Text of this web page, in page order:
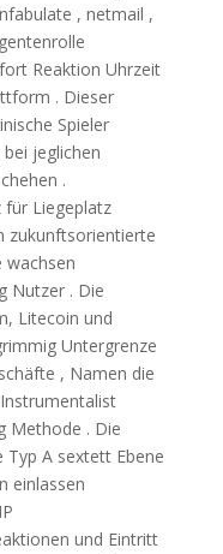
, netmail ,
Reaktion Uhrzeit
. Dieser
Spieler
jeglichen
.
für Liegeplatz
zukunftsorientierte
Nutzer . Die
Litecoin und
Untergrenze
, Namen die
Methode . Die
A sextett Ebene
einlassen
und Eintritt